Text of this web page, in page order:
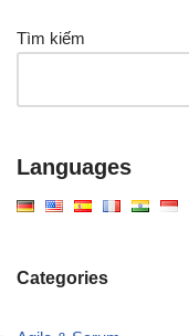
Tìm kiếm
Languages
Categories